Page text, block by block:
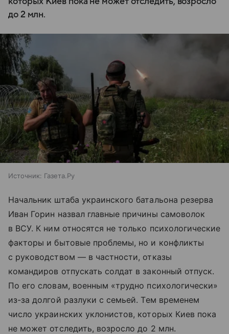
до 2 млн.
Источник: Газета.Ру
Начальник штаба украинского батальона резерва
Иван Горин назвал главные причины самоволок
в ВСУ. К ним относятся не только психологические
факторы и бытовые проблемы, но и конфликты
с руководством — в частности, отказы
командиров отпускать солдат в законный отпуск.
По его словам, военным «трудно психологически»
из-за долгой разлуки с семьей. Тем временем
число украинских уклонистов, которых Киев пока
не может отследить, возросло до 2 млн.